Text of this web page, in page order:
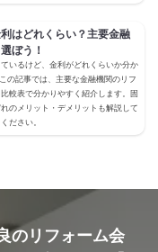
はどれくらい？主要金融
ぼう！
いるけど、金利がどれくらいか分か
の記事では、主要な金融機関のリフ
較表で分かりやすく紹介します。固
のメリット・デメリットも解説して
ださい。
のリフォーム会